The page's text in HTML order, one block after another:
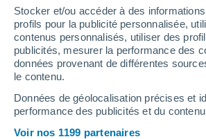
Stocker et/ou accéder à des
profils pour la publicité personnalisée,
contenus personnalisés, utiliser des
publicités, mesurer la performance des
données provenant de différentes
le contenu.
Données de géolocalisation précises et
performance des publicités et du
Voir nos 1199 partenaires